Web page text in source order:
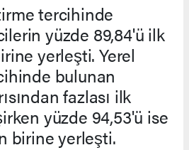
tercihinde
yüzde 89,84'ü ilk
yerleşti. Yerel
bulunan
fazlası ilk
yüzde 94,53'ü ise
birine yerleşti.